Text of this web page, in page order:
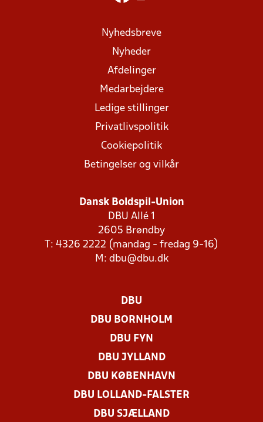
Nyhedsbreve
Nyheder
Afdelinger
Medarbejdere
Ledige stillinger
Privatlivspolitik
Cookiepolitik
Betingelser og vilkår
Dansk Boldspil-Union
DBU Allé 1
2605 Brøndby
T: 4326 2222 (mandag - fredag 9-16)
M: dbu@dbu.dk
DBU
DBU BORNHOLM
DBU FYN
DBU JYLLAND
DBU KØBENHAVN
DBU LOLLAND-FALSTER
DBU SJÆLLAND